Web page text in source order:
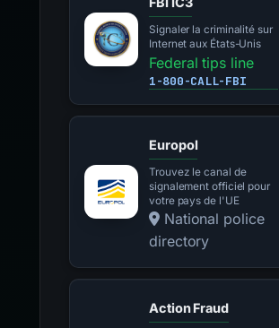
Signaler la criminalité sur
Internet aux États-Unis
Federal tips line
1-800-CALL-FBI
Europol
Trouvez le canal de
signalement officiel pour
votre pays de l'UE
National police
directory
Action Fraud